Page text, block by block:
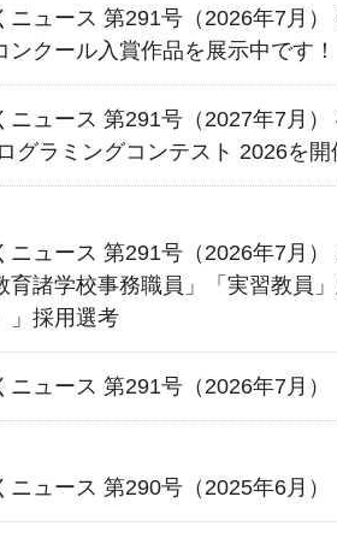
ニュース 第291号（2026年7月
ンクール入賞作品を展示中です！
ニュース 第291号（2027年7月
グラミングコンテスト 2026を開
ニュース 第291号（2026年7月
育諸学校事務職員」「実習教員
」採用選考
ニュース 第291号（2026年7月）
ニュース 第290号（2025年6月）